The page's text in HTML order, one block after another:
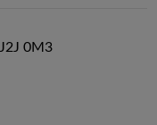
J2J 0M3